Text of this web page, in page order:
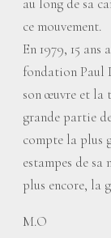
au long de sa
ce mouvement.
En 1979, 15
fondation Paul
son œuvre et la
grande partie
compte la plus
estampes de sa
plus encore, la
M.O